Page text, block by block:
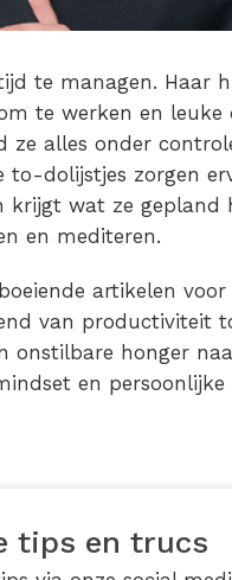
te managen. Haar
te werken en leuke
ze alles onder
to-dolijstjes zorgen
krijgt wat ze gepland
en mediteren.
artikelen voor
van productiviteit
onstilbare honger
en
tips en trucs